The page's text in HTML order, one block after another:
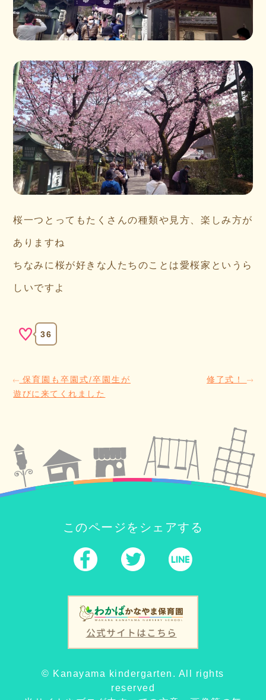
桜一つとってもたくさんの種類や見方、楽しみ方が
ありますね
ちなみに桜が好きな人たちのことは愛桜家というら
しいですよ
36
保育園も卒園式/卒園生が
遊びに来てくれました
修了式！
このページをシェアする
公式サイトはこちら
© Kanayama kindergarten. All rights
reserved